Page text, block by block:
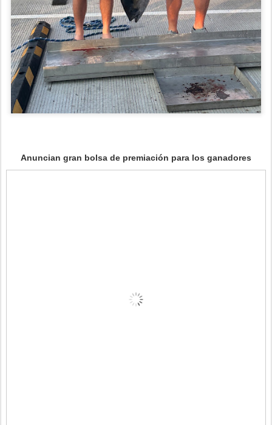
Anuncian gran bolsa de premiación para los ganadores